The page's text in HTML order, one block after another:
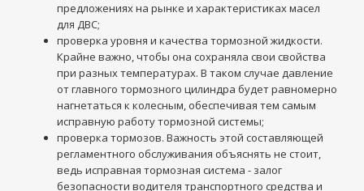
предложениях на рынке и характеристиках масел
для ДВС;
проверка уровня и качества тормозной жидкости.
Крайне важно, чтобы она сохраняла свои свойства
при разных температурах. В таком случае давление
от главного тормозного цилиндра будет равномерно
нагнетаться к колесным, обеспечивая тем самым
исправную работу тормозной системы;
проверка тормозов. Важность этой составляющей
регламентного обслуживания объяснять не стоит,
ведь исправная тормозная система - залог
безопасности водителя транспортного средства и